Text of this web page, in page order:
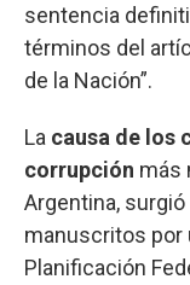
sentencia
términos del
de la Nación”.
La causa de los
corrupción más
Argentina,
manuscritos por
Planificación